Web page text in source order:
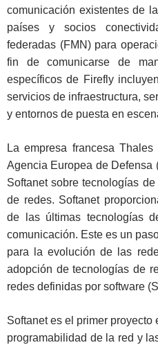
comunicación existentes de
países y socios
federadas (FMN) para
fin de comunicarse de
específicos de Firefly
servicios de infraestructura,
y entornos de puesta en
La empresa francesa
Agencia Europea de Defensa
Softanet sobre tecnologías
de redes. Softanet
de las últimas tecnologías
comunicación. Este es un
para la evolución de las
adopción de tecnologías de
redes definidas por software
Softanet es el primer
programabilidad de la red y